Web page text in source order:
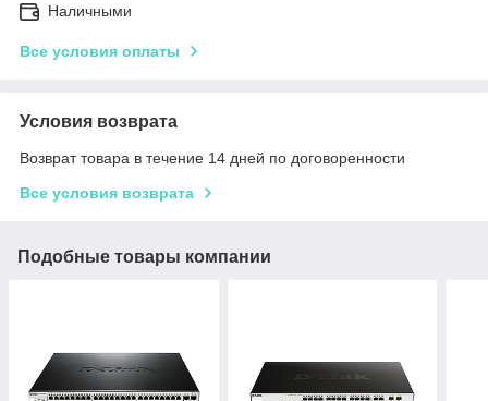
Наличными
Все условия оплаты
Условия возврата
Возврат товара в течение 14 дней по договоренности
Все условия возврата
Подобные товары компании